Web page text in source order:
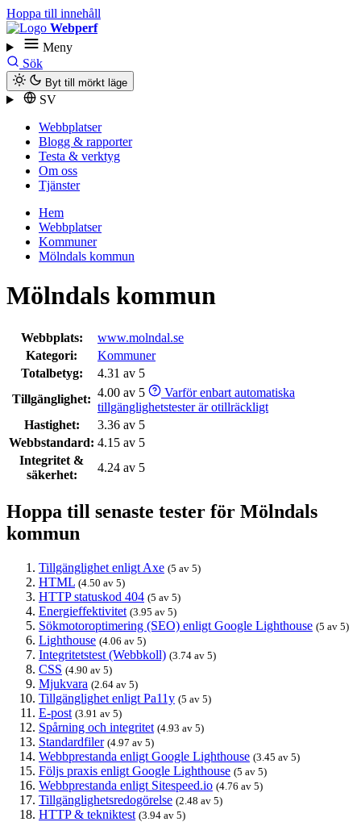
Hoppa till innehåll
Webperf
Meny
Sök
Byt till mörkt läge
SV
Webbplatser
Blogg & rapporter
Testa & verktyg
Om oss
Tjänster
Hem
Webbplatser
Kommuner
Mölndals kommun
Mölndals kommun
Webbplats:
www.molndal.se
Kategori:
Kommuner
Totalbetyg:
4.31 av 5
Tillgänglighet: 4.00 av 5
Varför enbart automatiska
tillgänglighetstester är otillräckligt
Hastighet:
3.36 av 5
Webbstandard: 4.15 av 5
Integritet &
säkerhet:
4.24 av 5
Hoppa till senaste tester för Mölndals
kommun
Tillgänglighet enligt Axe (5 av 5)
HTML (4.50 av 5)
HTTP statuskod 404 (5 av 5)
Energieffektivitet (3.95 av 5)
Sökmotoroptimering (SEO) enligt Google Lighthouse (5 av 5)
Lighthouse (4.06 av 5)
Integritetstest (Webbkoll) (3.74 av 5)
CSS (4.90 av 5)
Mjukvara (2.64 av 5)
Tillgänglighet enligt Pa11y (5 av 5)
E-post (3.91 av 5)
Spårning och integritet (4.93 av 5)
Standardfiler (4.97 av 5)
Webbprestanda enligt Google Lighthouse (3.45 av 5)
Följs praxis enligt Google Lighthouse (5 av 5)
Webbprestanda enligt Sitespeed.io (4.76 av 5)
Tillgänglighetsredogörelse (2.48 av 5)
HTTP & tekniktest (3.94 av 5)